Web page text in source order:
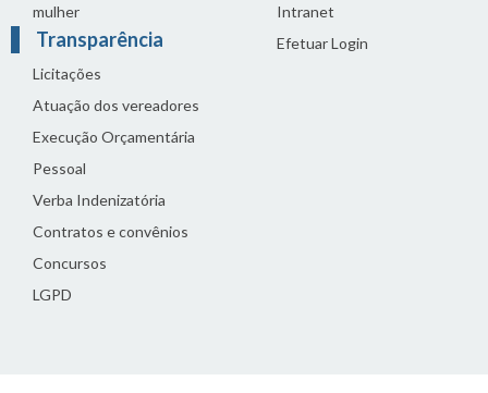
mulher
Transparência
Licitações
Atuação dos vereadores
Execução Orçamentária
Pessoal
Verba Indenizatória
Contratos e convênios
Concursos
LGPD
Intranet
Efetuar Login